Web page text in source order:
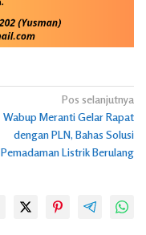
Pos selanjutnya
Wabup Meranti Gelar Rapat
dengan PLN, Bahas Solusi
Pemadaman Listrik Berulang